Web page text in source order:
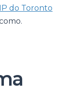
do Toronto